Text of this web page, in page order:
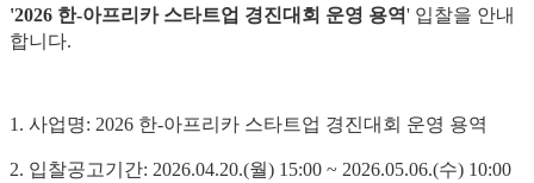
'2026 한-아프리카 스타트업 경진대회 운영 용역' 입찰을 안내
합니다.
1. 사업명: 2026 한-아프리카 스타트업 경진대회 운영 용역
2. 입찰공고기간: 2026.04.20.(월) 15:00 ~ 2026.05.06.(수) 10:00